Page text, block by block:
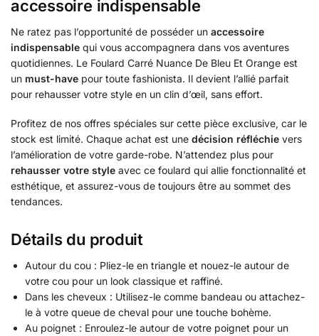
accessoire indispensable
Ne ratez pas l’opportunité de posséder un accessoire
indispensable qui vous accompagnera dans vos aventures
quotidiennes. Le Foulard Carré Nuance De Bleu Et Orange est
un must-have pour toute fashionista. Il devient l’allié parfait
pour rehausser votre style en un clin d’œil, sans effort.
Profitez de nos offres spéciales sur cette pièce exclusive, car le
stock est limité. Chaque achat est une décision réfléchie vers
l’amélioration de votre garde-robe. N’attendez plus pour
rehausser votre style avec ce foulard qui allie fonctionnalité et
esthétique, et assurez-vous de toujours être au sommet des
tendances.
Détails du produit
Autour du cou : Pliez-le en triangle et nouez-le autour de
votre cou pour un look classique et raffiné.
Dans les cheveux : Utilisez-le comme bandeau ou attachez-
le à votre queue de cheval pour une touche bohème.
Au poignet : Enroulez-le autour de votre poignet pour un